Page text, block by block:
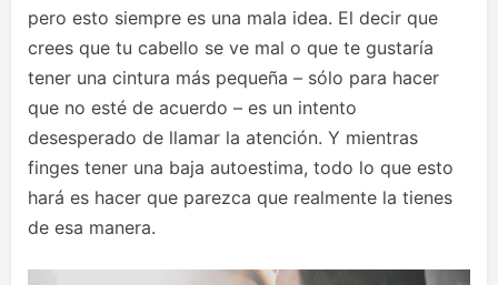
pero esto siempre es una mala idea. El decir que
crees que tu cabello se ve mal o que te gustaría
tener una cintura más pequeña – sólo para hacer
que no esté de acuerdo – es un intento
desesperado de llamar la atención. Y mientras
finges tener una baja autoestima, todo lo que esto
hará es hacer que parezca que realmente la tienes
de esa manera.